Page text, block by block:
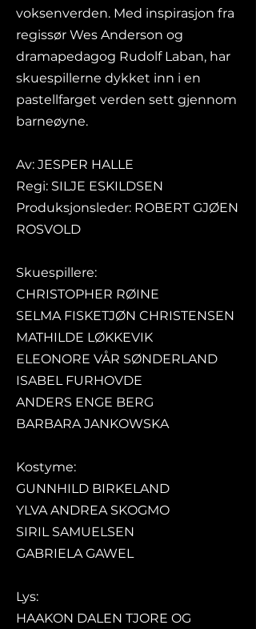
voksenverden. Med inspirasjon fra
regissør Wes Anderson og
dramapedagog Rudolf Laban, har
skuespillerne dykket inn i en
pastellfarget verden sett gjennom
barneøyne.
Av: JESPER HALLE
Regi: SILJE ESKILDSEN
Produksjonsleder: ROBERT GJØEN
ROSVOLD
Skuespillere:
CHRISTOPHER RØINE
SELMA FISKETJØN CHRISTENSEN
MATHILDE LØKKEVIK
ELEONORE VÅR SØNDERLAND
ISABEL FURHOVDE
ANDERS ENGE BERG
BARBARA JANKOWSKA
Kostyme:
GUNNHILD BIRKELAND
YLVA ANDREA SKOGMO
SIRIL SAMUELSEN
GABRIELA GAWEL
Lys:
HAAKON DALEN TJORE OG